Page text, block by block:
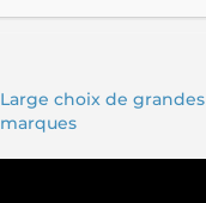
Large choix de grandes
marques